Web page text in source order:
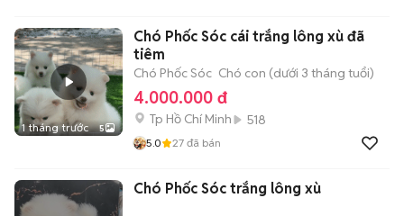
1 tháng trước 5
Chó Phốc Sóc cái trắng lông xù đã
tiêm
Chó Phốc Sóc Chó con (dưới 3 tháng tuổi)
4.000.000 đ
Tp Hồ Chí Minh 518
5.0 27 đã bán
Chó Phốc Sóc trắng lông xù